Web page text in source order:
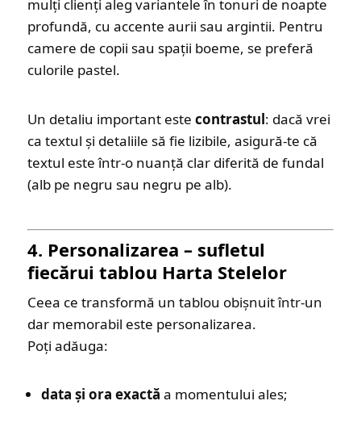
mulți clienți aleg variantele în tonuri de noapte
profundă, cu accente aurii sau argintii. Pentru
camere de copii sau spații boeme, se preferă
culorile pastel.
Un detaliu important este contrastul: dacă vrei
ca textul și detaliile să fie lizibile, asigură-te că
textul este într-o nuanță clar diferită de fundal
(alb pe negru sau negru pe alb).
4. Personalizarea – sufletul
fiecărui tablou Harta Stelelor
Ceea ce transformă un tablou obișnuit într-un
dar memorabil este personalizarea.
Poți adăuga:
data și ora exactă a momentului ales;